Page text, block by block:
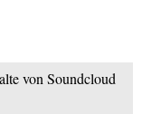
von Soundcloud